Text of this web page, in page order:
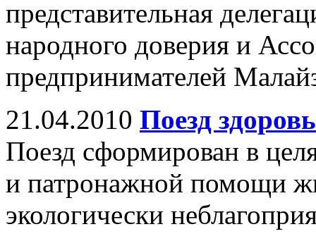
представительная
народного доверия и
предпринимателей
21.04.2010 Поезд
Поезд сформирован в
и патронажной помощи
экологически